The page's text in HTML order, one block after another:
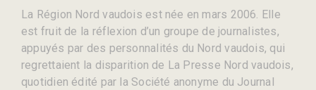
La Région Nord vaudois est née en mars 2006. Elle
est fruit de la réflexion d’un groupe de journalistes,
appuyés par des personnalités du Nord vaudois, qui
regrettaient la disparition de La Presse Nord vaudois,
quotidien édité par la Société anonyme du Journal